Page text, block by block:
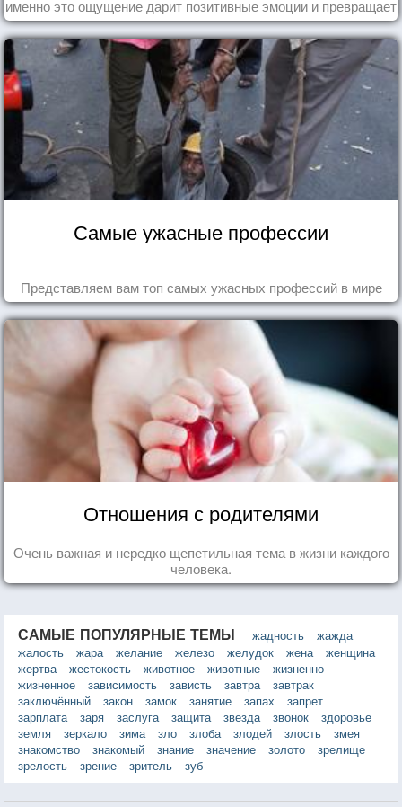
именно это ощущение дарит позитивные эмоции и превращает
каждый день в маленький праздник.
Самые ужасные профессии
Представляем вам топ самых ужасных профессий в мире
Отношения с родителями
Очень важная и нередко щепетильная тема в жизни каждого
человека.
САМЫЕ ПОПУЛЯРНЫЕ ТЕМЫ жадность
жажда
жалость
жара желание железо желудок жена
женщина
жертва
жестокость животное животные
жизненно
жизненное
зависимость зависть завтра
завтрак
заключённый
закон замок занятие запах
запрет
зарплата
заря заслуга защита звезда звонок
здоровье
земля
зеркало зима зло злоба злодей злость
змея
знакомство
знакомый знание значение золото
зрелище
зрелость
зрение зритель зуб